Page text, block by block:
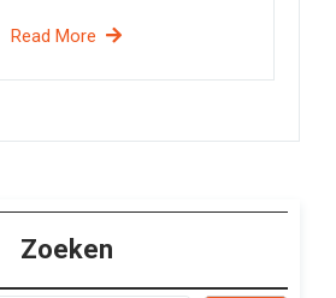
Read More
Zoeken